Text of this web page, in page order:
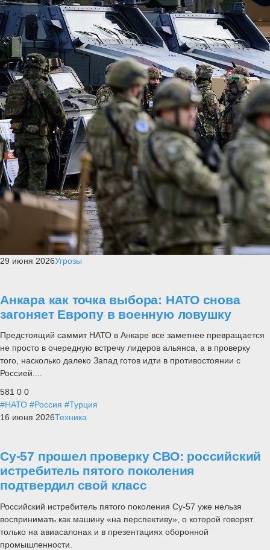
29 июня 2026Угрозы
Анкара как точка выбора: НАТО снова
загоняет Европу в военную ловушку
Предстоящий саммит НАТО в Анкаре все заметнее превращается
не просто в очередную встречу лидеров альянса, а в проверку
того, насколько далеко Запад готов идти в противостоянии с
Россией....
581 0 0
#НАТО #Россия #Турция
16 июня 2026Техника
Су-57 прошел проверку СВО: российский
истребитель пятого поколения
подтвердил свой класс
Российский истребитель пятого поколения Су-57 уже нельзя
воспринимать как машину «на перспективу», о которой говорят
только на авиасалонах и в презентациях оборонной
промышленности.